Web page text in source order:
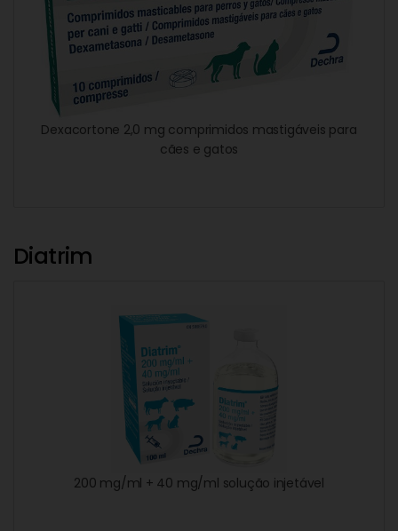
Dexacortone 2,0 mg comprimidos mastigáveis para
cães e gatos
Diatrim
200 mg/ml + 40 mg/ml solução injetável